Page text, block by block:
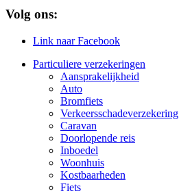
Volg ons:
Link naar Facebook
Particuliere verzekeringen
Aansprakelijkheid
Auto
Bromfiets
Verkeersschadeverzekering
Caravan
Doorlopende reis
Inboedel
Woonhuis
Kostbaarheden
Fiets